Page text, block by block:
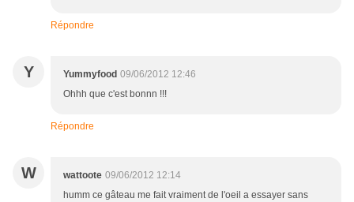
Répondre
Y Yummyfood 09/06/2012 12:46
Ohhh que c'est bonnn !!!
Répondre
W wattoote 09/06/2012 12:14
humm ce gâteau me fait vraiment de l'oeil a essayer sans